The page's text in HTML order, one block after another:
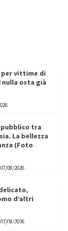
per vittime di
nulla osta già
pubblico tra
La bellezza
(Foto
07/08/2026
d’altri
07/08/2026
chiave
transizione